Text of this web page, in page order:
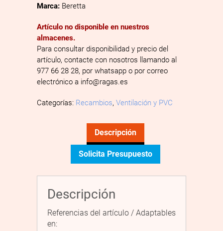
Marca: Beretta
Artículo no disponible en nuestros
almacenes.
Para consultar disponibilidad y precio del
artículo, contacte con nosotros llamando al
977 66 28 28, por whatsapp o por correo
electrónico a info@ragas.es
Categorías: Recambios, Ventilación y PVC
Descripción
Solicita Presupuesto
Descripción
Referencias del artículo / Adaptables
en: